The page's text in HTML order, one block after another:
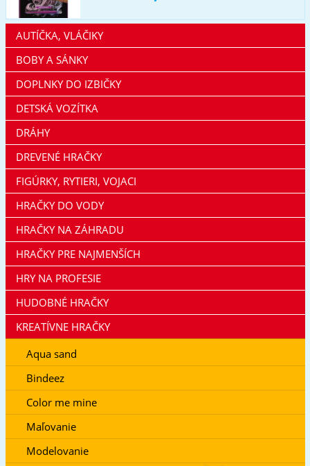
AUTÍČKA, VLÁČIKY
BOBY A SÁNKY
DOPLNKY DO IZBIČKY
DETSKÁ VOZÍTKA
DRÁHY
DREVENÉ HRAČKY
FIGÚRKY, RYTIERI, VOJACI
HRAČKY DO VODY
HRAČKY NA ZÁHRADU
HRAČKY PRE NAJMENŠÍCH
HRY NA PROFESIE
HUDOBNÉ HRAČKY
KREATÍVNE HRAČKY
Aqua sand
Bindeez
Color me mine
Maľovanie
Modelovanie